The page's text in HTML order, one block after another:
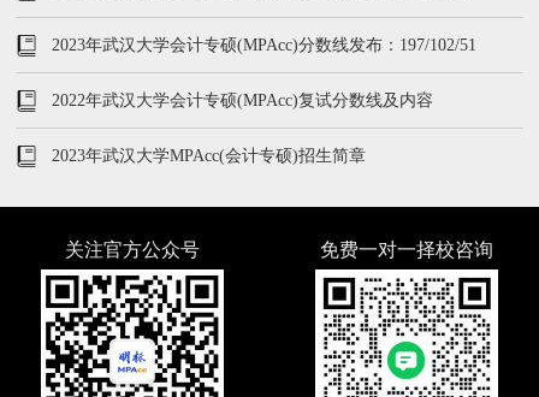
2023年武汉大学会计专硕(MPAcc)分数线发布：197/102/51
2022年武汉大学会计专硕(MPAcc)复试分数线及内容
2023年武汉大学MPAcc(会计专硕)招生简章
关注官方公众号 免费一对一择校咨询